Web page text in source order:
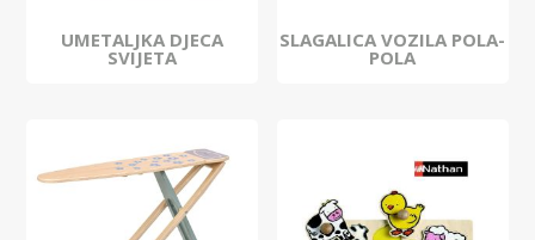
UMETALJKA DJECA
SVIJETA
SLAGALICA VOZILA POLA-
POLA